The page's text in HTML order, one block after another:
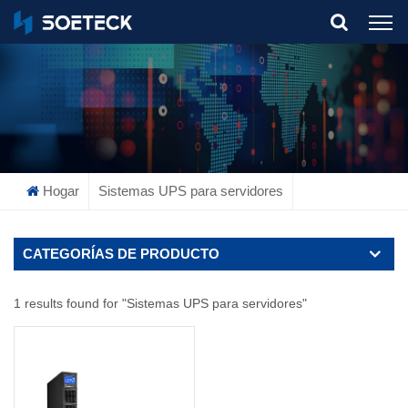
What Are You Looking For?
Hogar Sistemas UPS para servidores
CATEGORÍAS DE PRODUCTO
1 results found for "Sistemas UPS para servidores"